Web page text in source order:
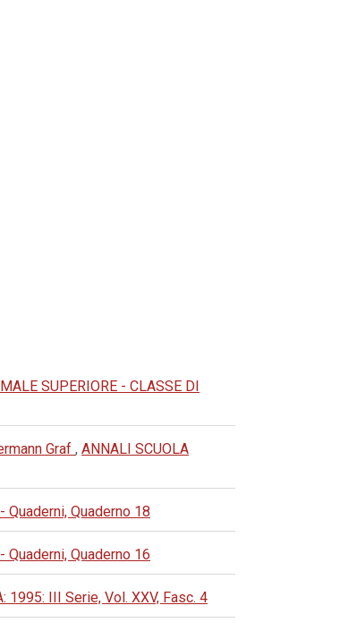
SUPERIORE - CLASSE DI
Graf , ANNALI SCUOLA
Quaderni, Quaderno 18
Quaderni, Quaderno 16
1995: III Serie, Vol. XXV, Fasc. 4